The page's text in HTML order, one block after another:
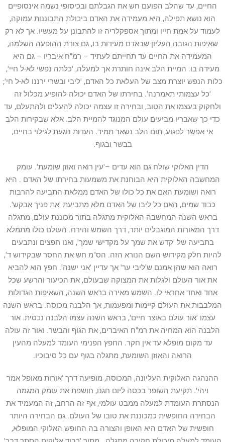
החיים, עד שהלב הפועם חש את הגבלתם ובכיסופי נשמה אינסופיים
הוא נושא תפילה, היא מעמידה את האדם ביכולת התבוננות עמוקה,
לעמוד על אמת חייו ומתוך אספקלריה זו להתבונן על מעשיו. אך לא רק
שאיפות הגובה העליון שבאדם מעידות בו, גם צורת ההופעה השלמה,
המעמידה את החיים עד תחייתם לעתיד – רמ"ח איבריו – גם היא
מעידה בו. המיית הלב אינה חותרת אך למעלה, 'כלתה נפשי לא-ל חיי',
כלות הנפש יוצרת מצב של העלאת כל האדם, 'ליבי ובשרי ירננו לא-ל חי';
'כל עצמותי תאמרנה'. בחירתו של האדם יכולה להופיע מכלול זה
ולחקוק בעצמו את הטוב, ובחירה זו עצמה יכולה להעלים ולהתעלם, עד
כדי כך שאבריו מביעים עולם המנוגד להמיית הלב. אלא שבקירות הלב
אי אפשר לפגוע, תום הלב נשאר תמיד. העדות נוגעת לגילוי בחיים,
בבשר ובגוף.
הדין האלוקי שולח גם הוא עדים –'עין רואה ואוזן שומעת'. עומק
המחשבה האלוקית היא הבוחנת את משמעות בחירתו של האדם . היא
רואה ושומעת האם את כל כולו של האדם ממלאת התביעה להרבות
כבוד שמים, האם כל ליבו של האדם מלא מתביעת 'את פניך אבקש'.
בראש השנה המחשבה האלוקית מתגלה בתור מכוננת עולם, מתגלה
דרך המאורות המוגבלים יותר, דרך השמש והירח. העולם כולו מתמלא
בתביעה של 'קדש את שמך על מקדישי שמך', ואנו חפצים ונתבעים
להיות חלק מקידוש השם הנורא הזה. הס"מ חש את החסר שבקידוש ד',
רואה הוא שהן אמנם ש'ליבי ער' אך עדיין 'אני ישנה'. חפץ הוא להביא
את אור העולם ולגלות את המצוקה שבעולם, את הכיעור והרשע שכל
אחד ואחד אחראי לו. השמש מאירה בראש השנה, השאיפות הגדולות
המלבבות את העולם קיימות ומפעמות, אך הלבנה מכוסה. בראש השנה
עצמו 'אור עולם באוצר חיים', בראש השנה עצמו הלבנה נכסית. אור
הלבנה הוא המחיה את רמ"ח האיברים, את הגוף והבשר. ואור זה עולה
עד מקום מופלא עד אין חקר. החפץ הפנימי העומד למעלה מהעין
הרואה והאוזן השומעת, מתגלה בגוף עם כל סיבוכיו.
ההנהגה האלוקית העליונה, המכוסה, מופיעה דרך 'אורות מאופל אמר
ויהי'. תקיעת השופר בכסה ליום חגנו, חושפת את עומק המגמה
הנסתרת העומדת למעלה ממבט עולמי, אף זה הרחב, זה המעמיד את
הבחירה החופשית כמכוננת את טובו של העולם. גם הבחירה היותר
חופשית של האדם היא האופן והצורה בה החופש האלוקי המופלא,